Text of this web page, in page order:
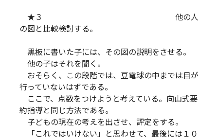
★３ 他の人
の図と比較検討する。
黒板に書いた子には、その図の説明をさせる。
他の子はそれを聞く。
おそらく、この段階では、豆電球の中までは目が
行っていないはずである。
ここで、点数をつけようと考えている。向山式要
約指導と同じ方法である。
子どもの現在の考えを出させ、評定をする。
「これではいけない」と思わせて、最後には１０